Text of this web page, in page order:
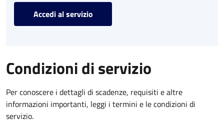
Accedi al servizio
Condizioni di servizio
Per conoscere i dettagli di scadenze, requisiti e altre
informazioni importanti, leggi i termini e le condizioni di
servizio.